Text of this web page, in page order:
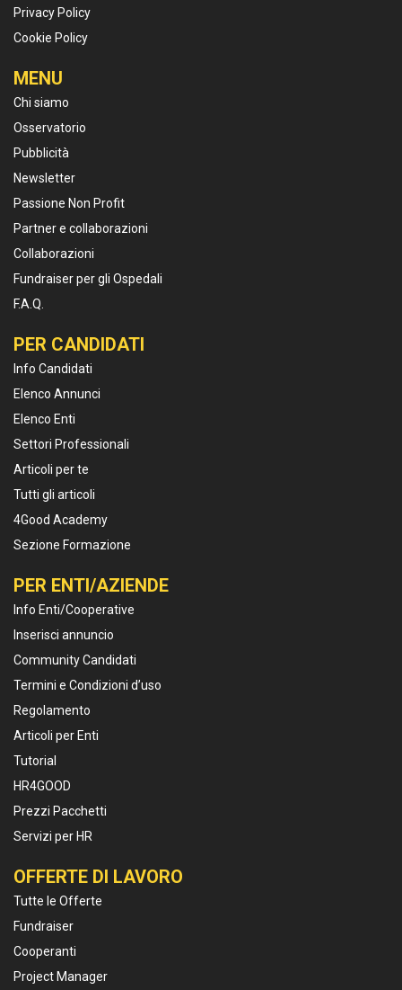
Privacy Policy
Cookie Policy
MENU
Chi siamo
Osservatorio
Pubblicità
Newsletter
Passione Non Profit
Partner e collaborazioni
Collaborazioni
Fundraiser per gli Ospedali
F.A.Q.
PER CANDIDATI
Info Candidati
Elenco Annunci
Elenco Enti
Settori Professionali
Articoli per te
Tutti gli articoli
4Good Academy
Sezione Formazione
PER ENTI/AZIENDE
Info Enti/Cooperative
Inserisci annuncio
Community Candidati
Termini e Condizioni d’uso
Regolamento
Articoli per Enti
Tutorial
HR4GOOD
Prezzi Pacchetti
Servizi per HR
OFFERTE DI LAVORO
Tutte le Offerte
Fundraiser
Cooperanti
Project Manager